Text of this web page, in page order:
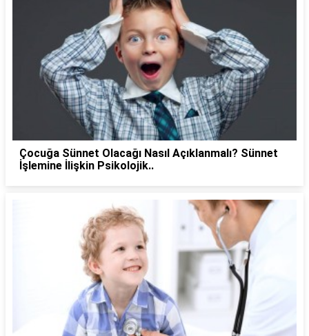
Çocuğa Sünnet Olacağı Nasıl Açıklanmalı? Sünnet
İşlemine İlişkin Psikolojik..